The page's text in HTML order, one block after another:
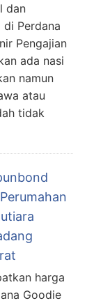
dan
Perdana
Pengajian
ada nasi
namun
atau
tidak
harga
Goodie